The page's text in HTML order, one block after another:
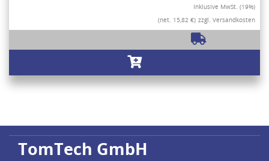
Inklusive MwSt. (19%)
(net. 15,82 €) zzgl. Versandkosten
TomTech GmbH